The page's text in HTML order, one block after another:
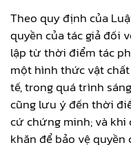
Theo quy định của
quyền của tác giả đối
lập từ thời điểm tác
một hình thức vật
tế, trong quá trình
cũng lưu ý đến thời
cứ chứng minh; và khi
khăn để bảo vệ quyền